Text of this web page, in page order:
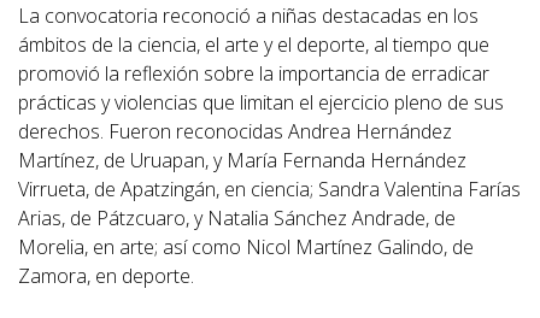
La convocatoria reconoció a niñas destacadas en los
ámbitos de la ciencia, el arte y el deporte, al tiempo que
promovió la reflexión sobre la importancia de erradicar
prácticas y violencias que limitan el ejercicio pleno de sus
derechos. Fueron reconocidas Andrea Hernández
Martínez, de Uruapan, y María Fernanda Hernández
Virrueta, de Apatzingán, en ciencia; Sandra Valentina Farías
Arias, de Pátzcuaro, y Natalia Sánchez Andrade, de
Morelia, en arte; así como Nicol Martínez Galindo, de
Zamora, en deporte.